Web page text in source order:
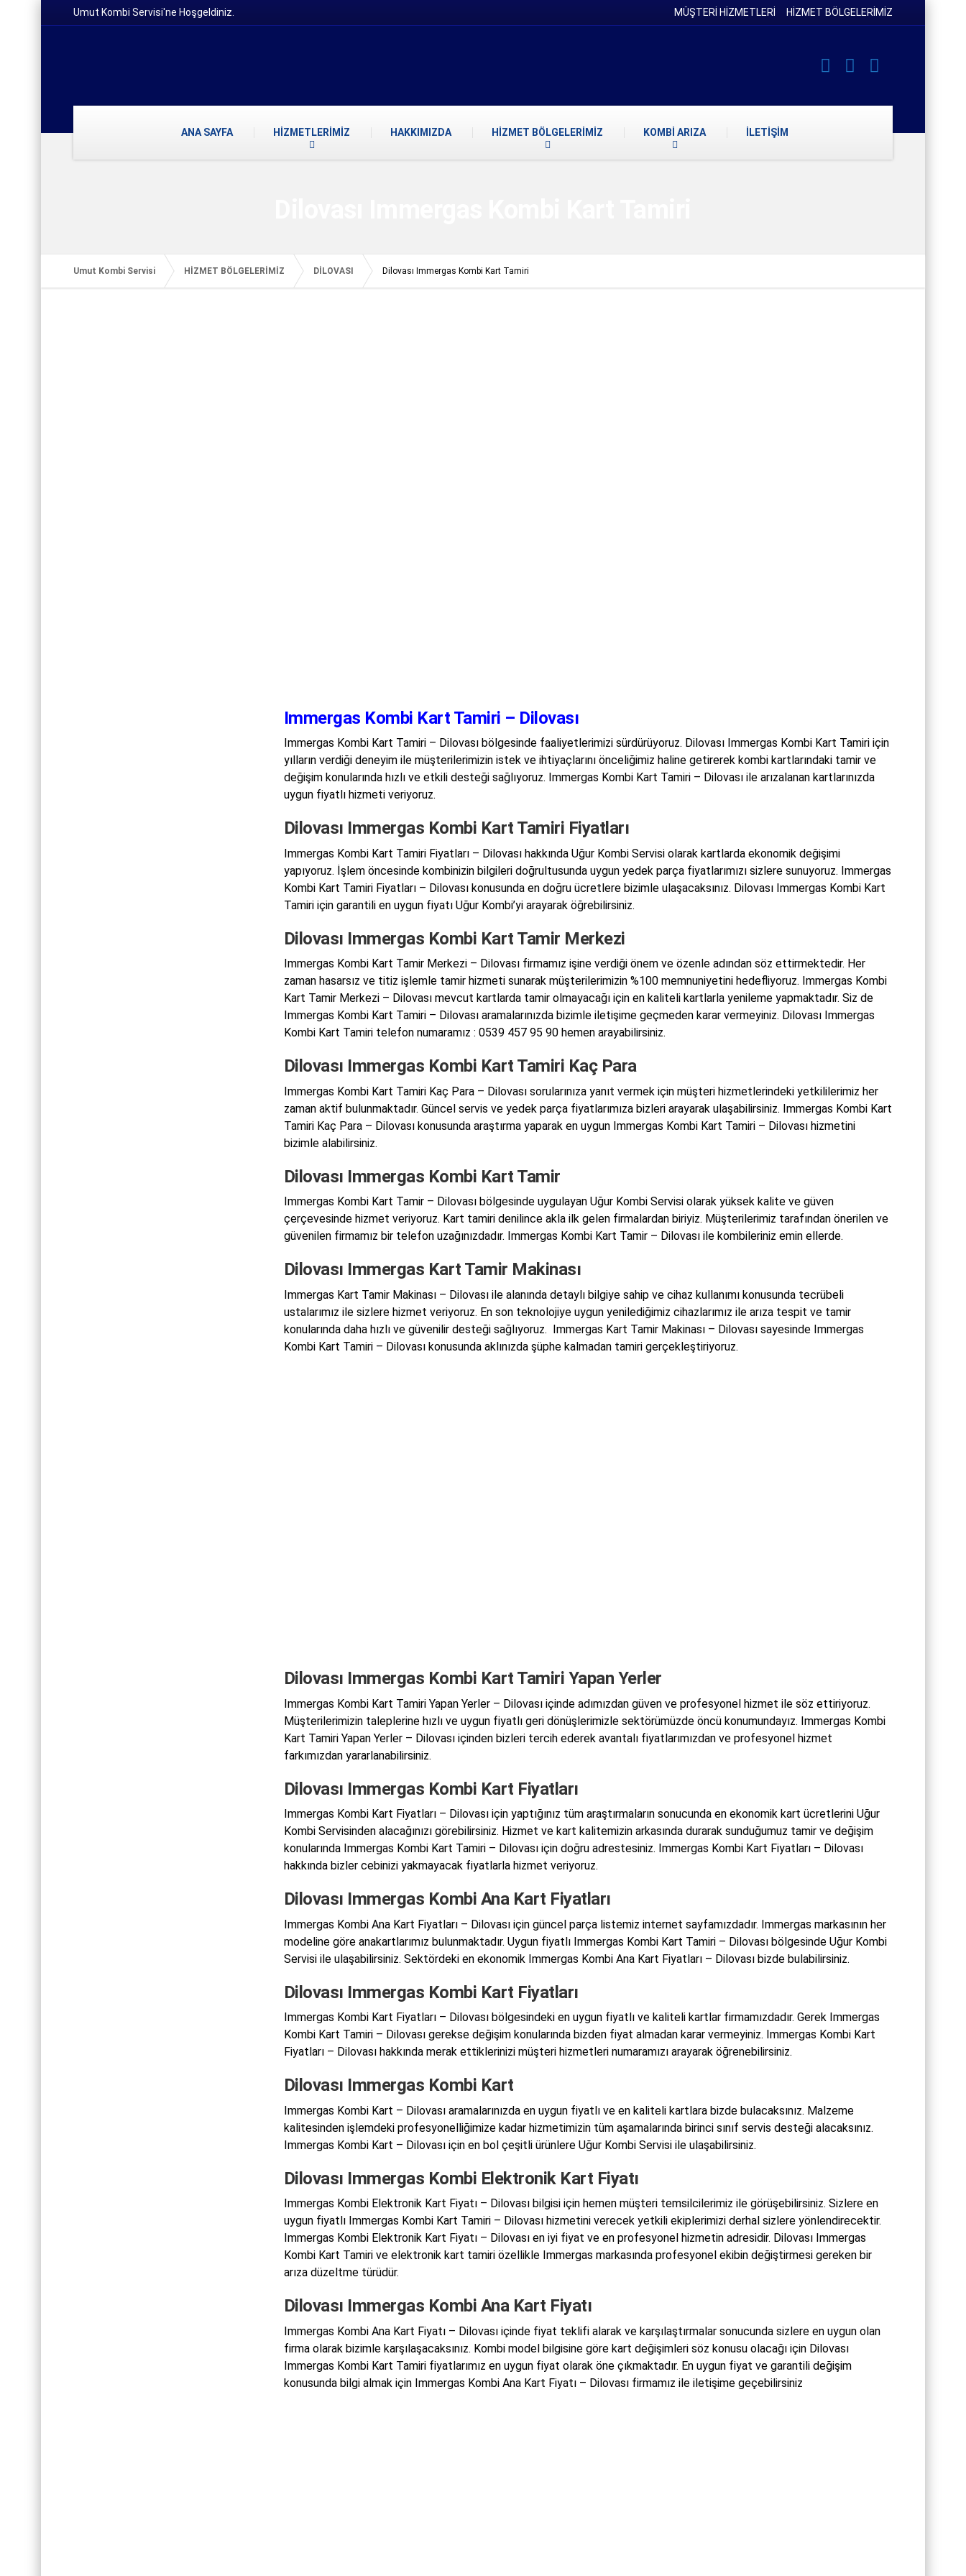
Umut Kombi Servisi'ne Hoşgeldiniz. MÜŞTERİ HİZMETLERİ HİZMET BÖLGELERİMİZ
ANA SAYFA HİZMETLERİMİZ HAKKIMIZDA HİZMET BÖLGELERİMİZ KOMBİ ARIZA İLETİŞİM
Umut Kombi Servisi HİZMET BÖLGELERİMİZ DİLOVASI Dilovası Immergas Kombi Kart Tamiri
Immergas Kombi Kart Tamiri – Dilovası
Immergas Kombi Kart Tamiri – Dilovası bölgesinde faaliyetlerimizi sürdürüyoruz. Dilovası Immergas Kombi Kart Tamiri için
yılların verdiği deneyim ile müşterilerimizin istek ve ihtiyaçlarını önceliğimiz haline getirerek kombi kartlarındaki tamir ve
değişim konularında hızlı ve etkili desteği sağlıyoruz. Immergas Kombi Kart Tamiri – Dilovası ile arızalanan kartlarınızda
uygun fiyatlı hizmeti veriyoruz.
Dilovası Immergas Kombi Kart Tamiri Fiyatları
Immergas Kombi Kart Tamiri Fiyatları – Dilovası hakkında Uğur Kombi Servisi olarak kartlarda ekonomik değişimi
yapıyoruz. İşlem öncesinde kombinizin bilgileri doğrultusunda uygun yedek parça fiyatlarımızı sizlere sunuyoruz. Immergas
Kombi Kart Tamiri Fiyatları – Dilovası konusunda en doğru ücretlere bizimle ulaşacaksınız. Dilovası Immergas Kombi Kart
Tamiri için garantili en uygun fiyatı Uğur Kombi’yi arayarak öğrebilirsiniz.
Dilovası Immergas Kombi Kart Tamir Merkezi
Immergas Kombi Kart Tamir Merkezi – Dilovası firmamız işine verdiği önem ve özenle adından söz ettirmektedir. Her
zaman hasarsız ve titiz işlemle tamir hizmeti sunarak müşterilerimizin %100 memnuniyetini hedefliyoruz. Immergas Kombi
Kart Tamir Merkezi – Dilovası mevcut kartlarda tamir olmayacağı için en kaliteli kartlarla yenileme yapmaktadır. Siz de
Immergas Kombi Kart Tamiri – Dilovası aramalarınızda bizimle iletişime geçmeden karar vermeyiniz. Dilovası Immergas
Kombi Kart Tamiri telefon numaramız : 0539 457 95 90 hemen arayabilirsiniz.
Dilovası Immergas Kombi Kart Tamiri Kaç Para
Immergas Kombi Kart Tamiri Kaç Para – Dilovası sorularınıza yanıt vermek için müşteri hizmetlerindeki yetkililerimiz her
zaman aktif bulunmaktadır. Güncel servis ve yedek parça fiyatlarımıza bizleri arayarak ulaşabilirsiniz. Immergas Kombi Kart
Tamiri Kaç Para – Dilovası konusunda araştırma yaparak en uygun Immergas Kombi Kart Tamiri – Dilovası hizmetini
bizimle alabilirsiniz.
Dilovası Immergas Kombi Kart Tamir
Immergas Kombi Kart Tamir – Dilovası bölgesinde uygulayan Uğur Kombi Servisi olarak yüksek kalite ve güven
çerçevesinde hizmet veriyoruz. Kart tamiri denilince akla ilk gelen firmalardan biriyiz. Müşterilerimiz tarafından önerilen ve
güvenilen firmamız bir telefon uzağınızdadır. Immergas Kombi Kart Tamir – Dilovası ile kombileriniz emin ellerde.
Dilovası Immergas Kart Tamir Makinası
Immergas Kart Tamir Makinası – Dilovası ile alanında detaylı bilgiye sahip ve cihaz kullanımı konusunda tecrübeli
ustalarımız ile sizlere hizmet veriyoruz. En son teknolojiye uygun yenilediğimiz cihazlarımız ile arıza tespit ve tamir
konularında daha hızlı ve güvenilir desteği sağlıyoruz. Immergas Kart Tamir Makinası – Dilovası sayesinde Immergas
Kombi Kart Tamiri – Dilovası konusunda aklınızda şüphe kalmadan tamiri gerçekleştiriyoruz.
Dilovası Immergas Kombi Kart Tamiri Yapan Yerler
Immergas Kombi Kart Tamiri Yapan Yerler – Dilovası içinde adımızdan güven ve profesyonel hizmet ile söz ettiriyoruz.
Müşterilerimizin taleplerine hızlı ve uygun fiyatlı geri dönüşlerimizle sektörümüzde öncü konumundayız. Immergas Kombi
Kart Tamiri Yapan Yerler – Dilovası içinden bizleri tercih ederek avantalı fiyatlarımızdan ve profesyonel hizmet
farkımızdan yararlanabilirsiniz.
Dilovası Immergas Kombi Kart Fiyatları
Immergas Kombi Kart Fiyatları – Dilovası için yaptığınız tüm araştırmaların sonucunda en ekonomik kart ücretlerini Uğur
Kombi Servisinden alacağınızı görebilirsiniz. Hizmet ve kart kalitemizin arkasında durarak sunduğumuz tamir ve değişim
konularında Immergas Kombi Kart Tamiri – Dilovası için doğru adrestesiniz. Immergas Kombi Kart Fiyatları – Dilovası
hakkında bizler cebinizi yakmayacak fiyatlarla hizmet veriyoruz.
Dilovası Immergas Kombi Ana Kart Fiyatları
Immergas Kombi Ana Kart Fiyatları – Dilovası için güncel parça listemiz internet sayfamızdadır. Immergas markasının her
modeline göre anakartlarımız bulunmaktadır. Uygun fiyatlı Immergas Kombi Kart Tamiri – Dilovası bölgesinde Uğur Kombi
Servisi ile ulaşabilirsiniz. Sektördeki en ekonomik Immergas Kombi Ana Kart Fiyatları – Dilovası bizde bulabilirsiniz.
Dilovası Immergas Kombi Kart Fiyatları
Immergas Kombi Kart Fiyatları – Dilovası bölgesindeki en uygun fiyatlı ve kaliteli kartlar firmamızdadır. Gerek Immergas
Kombi Kart Tamiri – Dilovası gerekse değişim konularında bizden fiyat almadan karar vermeyiniz. Immergas Kombi Kart
Fiyatları – Dilovası hakkında merak ettiklerinizi müşteri hizmetleri numaramızı arayarak öğrenebilirsiniz.
Dilovası Immergas Kombi Kart
Immergas Kombi Kart – Dilovası aramalarınızda en uygun fiyatlı ve en kaliteli kartlara bizde bulacaksınız. Malzeme
kalitesinden işlemdeki profesyonelliğimize kadar hizmetimizin tüm aşamalarında birinci sınıf servis desteği alacaksınız.
Immergas Kombi Kart – Dilovası için en bol çeşitli ürünlere Uğur Kombi Servisi ile ulaşabilirsiniz.
Dilovası Immergas Kombi Elektronik Kart Fiyatı
Immergas Kombi Elektronik Kart Fiyatı – Dilovası bilgisi için hemen müşteri temsilcilerimiz ile görüşebilirsiniz. Sizlere en
uygun fiyatlı Immergas Kombi Kart Tamiri – Dilovası hizmetini verecek yetkili ekiplerimizi derhal sizlere yönlendirecektir.
Immergas Kombi Elektronik Kart Fiyatı – Dilovası en iyi fiyat ve en profesyonel hizmetin adresidir. Dilovası Immergas
Kombi Kart Tamiri ve elektronik kart tamiri özellikle Immergas markasında profesyonel ekibin değiştirmesi gereken bir
arıza düzeltme türüdür.
Dilovası Immergas Kombi Ana Kart Fiyatı
Immergas Kombi Ana Kart Fiyatı – Dilovası içinde fiyat teklifi alarak ve karşılaştırmalar sonucunda sizlere en uygun olan
firma olarak bizimle karşılaşacaksınız. Kombi model bilgisine göre kart değişimleri söz konusu olacağı için Dilovası
Immergas Kombi Kart Tamiri fiyatlarımız en uygun fiyat olarak öne çıkmaktadır. En uygun fiyat ve garantili değişim
konusunda bilgi almak için Immergas Kombi Ana Kart Fiyatı – Dilovası firmamız ile iletişime geçebilirsiniz